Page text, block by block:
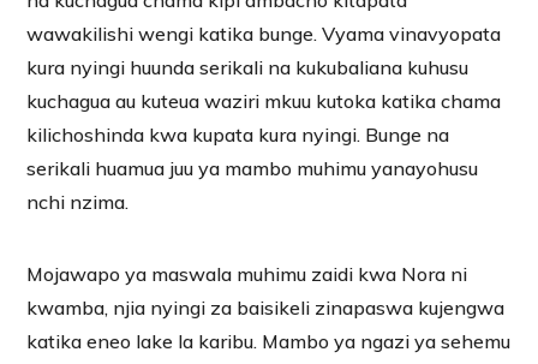
wawakilishi wengi katika bunge. Vyama vinavyopata
kura nyingi huunda serikali na kukubaliana kuhusu
kuchagua au kuteua waziri mkuu kutoka katika chama
kilichoshinda kwa kupata kura nyingi. Bunge na
serikali huamua juu ya mambo muhimu yanayohusu
nchi nzima.
Mojawapo ya maswala muhimu zaidi kwa Nora ni
kwamba, njia nyingi za baisikeli zinapaswa kujengwa
katika eneo lake la karibu. Mambo ya ngazi ya sehemu